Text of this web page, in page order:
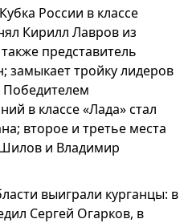
России в классе
Кирилл Лавров из
представитель
тройку лидеров
Победителем
в классе «Лада» стал
второе и третье места
и Владимир
выиграли курганцы: в
Сергей Огарков, в